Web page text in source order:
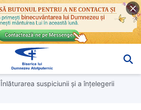
Înlăturarea suspiciunii și a înțelegerii